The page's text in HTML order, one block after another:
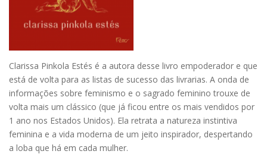
Clarissa Pinkola Estés é a autora desse livro empoderador e que
está de volta para as listas de sucesso das livrarias. A onda de
informações sobre feminismo e o sagrado feminino trouxe de
volta mais um clássico (que já ficou entre os mais vendidos por
1 ano nos Estados Unidos). Ela retrata a natureza instintiva
feminina e a vida moderna de um jeito inspirador, despertando
a loba que há em cada mulher.